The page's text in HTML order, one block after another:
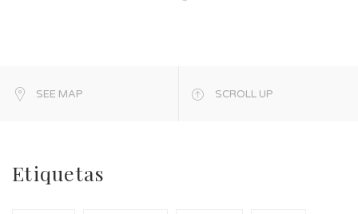
SEE MAP SCROLL UP
Etiquetas